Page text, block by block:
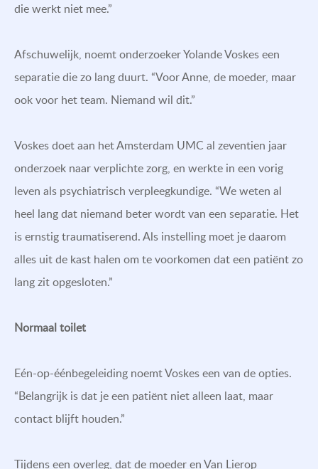
die werkt niet mee.”
Afschuwelijk, noemt onderzoeker Yolande Voskes een
separatie die zo lang duurt. “Voor Anne, de moeder, maar
ook voor het team. Niemand wil dit.”
Voskes doet aan het Amsterdam UMC al zeventien jaar
onderzoek naar verplichte zorg, en werkte in een vorig
leven als psychiatrisch verpleegkundige. “We weten al
heel lang dat niemand beter wordt van een separatie. Het
is ernstig traumatiserend. Als instelling moet je daarom
alles uit de kast halen om te voorkomen dat een patiënt zo
lang zit opgesloten.”
Normaal toilet
Eén-op-éénbegeleiding noemt Voskes een van de opties.
“Belangrijk is dat je een patiënt niet alleen laat, maar
contact blijft houden.”
Tijdens een overleg, dat de moeder en Van Lierop